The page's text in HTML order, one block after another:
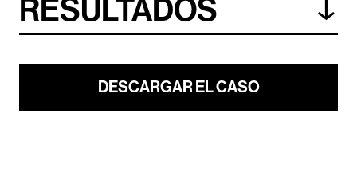
RESULTADOS
DESCARGAR EL CASO